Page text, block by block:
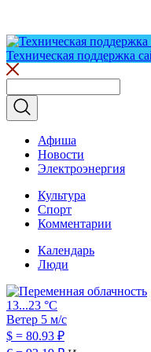
Техническая поддержка
Афиша
Новости
Электроэнергия
Культура
Спорт
Комментарии
Календарь
Люди
13...23 °C
Ветер 5 м/с
$ = 80.93 ₽